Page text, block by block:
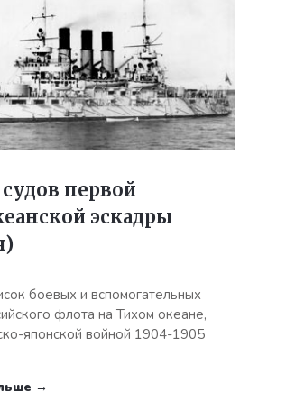
первой
эскадры
боевых и вспомогательных
флота на Тихом океане,
японской войной 1904-1905
→